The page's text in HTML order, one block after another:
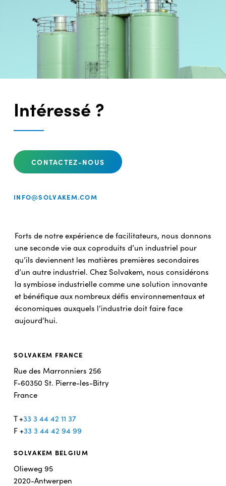
Intéressé ?
CONTACTEZ-NOUS
INFO@SOLVAKEM.COM
Forts de notre expérience de facilitateurs, nous donnons
une seconde vie aux coproduits d’un industriel pour
qu’ils deviennent les matières premières secondaires
d’un autre industriel. Chez Solvakem, nous considérons
la symbiose industrielle comme une solution innovante
et bénéfique aux nombreux défis environnementaux et
économiques auxquels l’industrie doit faire face
aujourd’hui.
SOLVAKEM FRANCE
Rue des Marronniers 256
F-60350 St. Pierre-les-Bitry
France
T +33 3 44 42 11 37
F +33 3 44 42 94 99
SOLVAKEM BELGIUM
Olieweg 95
2020-Antwerpen